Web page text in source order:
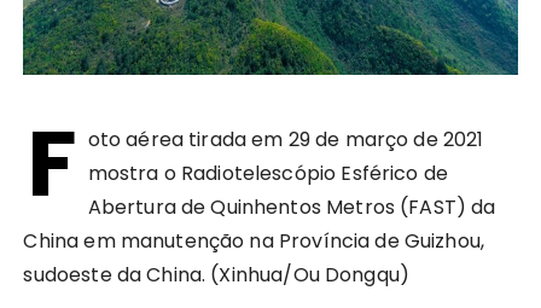
F oto aérea tirada em 29 de março de 2021
mostra o Radiotelescópio Esférico de
Abertura de Quinhentos Metros (FAST) da
China em manutenção na Província de Guizhou,
sudoeste da China. (Xinhua/Ou Dongqu)